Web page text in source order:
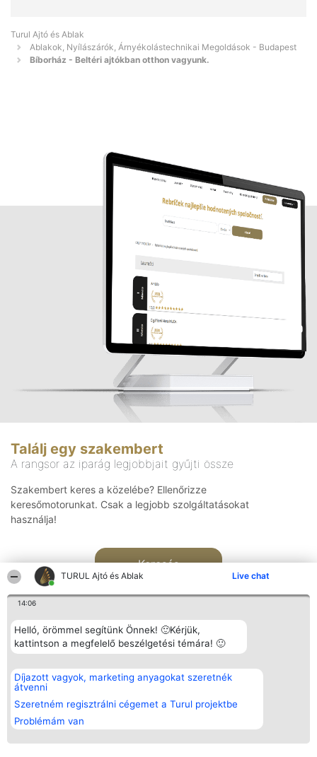
TURUL Ajtó és Ablak Live chat
14:06
Helló, örömmel segítünk Önnek! 🙂Kérjük,
kattintson a megfelelő beszélgetési témára! 🙂
Díjazott vagyok, marketing anyagokat szeretnék
átvenni
Szeretném regisztrálni cégemet a Turul projektbe
Problémám van
Turul Ajtó és Ablak
Ablakok, Nyílászárók, Árnyékolástechnikai Megoldások - Budapest
Bíborház - Beltéri ajtókban otthon vagyunk.
Találj egy szakembert
A rangsor az iparág legjobbjait gyűjti össze
Szakembert keres a közelébe? Ellenőrizze
keresőmotorunkat. Csak a legjobb szolgáltatásokat
használja!
Keresés
Rangsorszervező
SC Beautiful Company S.R.L.
Bulevardul Aleea Timișul De
Sus Nr. 2, Bl. A30, Sc. A, Et.
4, Ap. 13
Bukarest 53-238
Adószám 36737675
Népszavazás
Nyertesek
listája
Státusz
Elérhetőség
Elérhetőség